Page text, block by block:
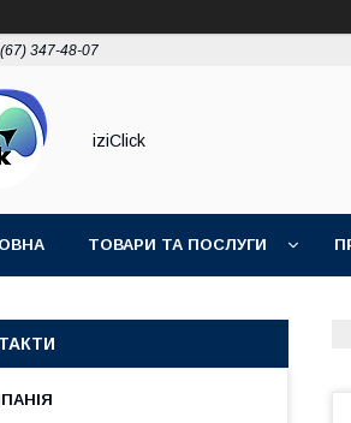
347-48-07
iziClick
ТОВАРИ ТА ПОСЛУГИ